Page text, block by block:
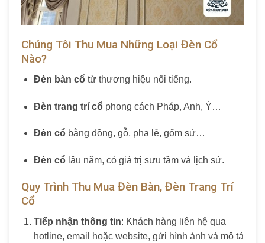
Chúng Tôi Thu Mua Những Loại Đèn Cổ
Nào?
Đèn bàn cổtừ thương hiệu nổi tiếng.
Đèn trang trí cổphong cách Pháp, Anh, Ý…
Đèn cổbằng đồng, gỗ, pha lê, gốm sứ…
Đèn cổlâu năm, có giá trị sưu tầm và lịch sử.
Quy Trình Thu Mua Đèn Bàn, Đèn Trang Trí
Cổ
Tiếp nhận thông tin: Khách hàng liên hệ qua
hotline, email hoặc website, gửi hình ảnh và mô tả